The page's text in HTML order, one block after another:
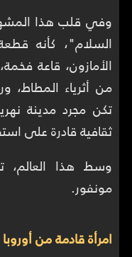
وفي قلب هذا
السلام"، كأنه
الأمازون، قاعة
من أثرياء المطاط،
تكن مجرد مدينة
ثقافية قادرة على
وسط هذا العالم،
مونفور.
امرأة قادمة من